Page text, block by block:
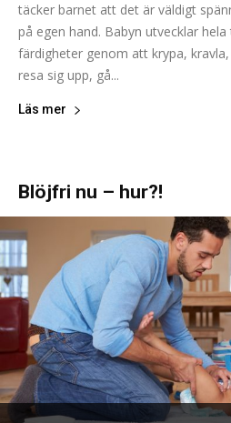
täcker barnet att det är väldigt
på egen hand. Babyn utvecklar
färdigheter genom att krypa,
resa sig upp, gå...
Läs mer
Blöjfri nu – hur?!